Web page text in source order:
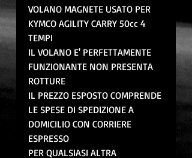
VOLANO MAGNETE USATO PER
KYMCO AGILITY CARRY 50cc 4
TEMPI
IL VOLANO E' PERFETTAMENTE
FUNZIONANTE NON PRESENTA
ROTTURE
IL PREZZO ESPOSTO COMPRENDE
LE SPESE DI SPEDIZIONE A
DOMICILIO CON CORRIERE
ESPRESSO
PER QUALSIASI ALTRA